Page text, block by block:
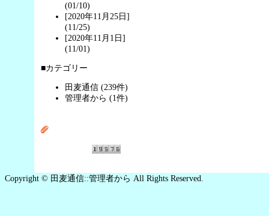
(01/10)
[2020年11月25日]
(11/25)
[2020年11月1日]
(11/01)
■カテゴリー
田麦通信 (239件)
管理者から (1件)
Copyright © 田麦通信::管理者から All Rights Reserved.